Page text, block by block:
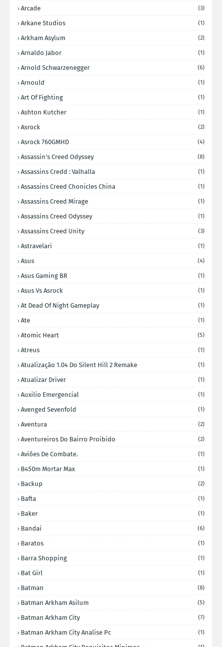
Arcade (3)
Arkane Studios (1)
Arkham Asylum (2)
Arnaldo Jabor (1)
Arnold Schwarzenegger (6)
Arnould (1)
Art Of Fighting (1)
Ashton Kutcher (1)
Asrock (2)
Asrock 760GMHD (4)
Assassin's Creed Odyssey (8)
Assassins Credd : Valhalla (1)
Assassins Creed Chonicles China (1)
Assassins Creed Mirage (1)
Assassins Creed Odyssey (1)
Assassins Creed Unity (3)
Astravelari (1)
Asus (4)
Asus Gaming BR (1)
Asus Vs Asrock (1)
At Dead Of Night Gameplay (1)
Ate (1)
Atomic Heart (5)
Atreus (1)
Atualização 1.04 Do Silent Hill 2 Remake (1)
Atualizar Driver (1)
Auxilio Emergencial (1)
Avenged Sevenfold (1)
Aventura (2)
Aventureiros Do Bairro Proibido (2)
Aviões De Combate. (1)
B450m Mortar Max (1)
Backup (2)
Bafta (1)
Baker (1)
Bandai (6)
Baratos (1)
Barra Shopping (1)
Bat Girl (1)
Batman (8)
Batman Arkham Asilum (5)
Batman Arkham City (7)
Batman Arkham City Analise Pc (1)